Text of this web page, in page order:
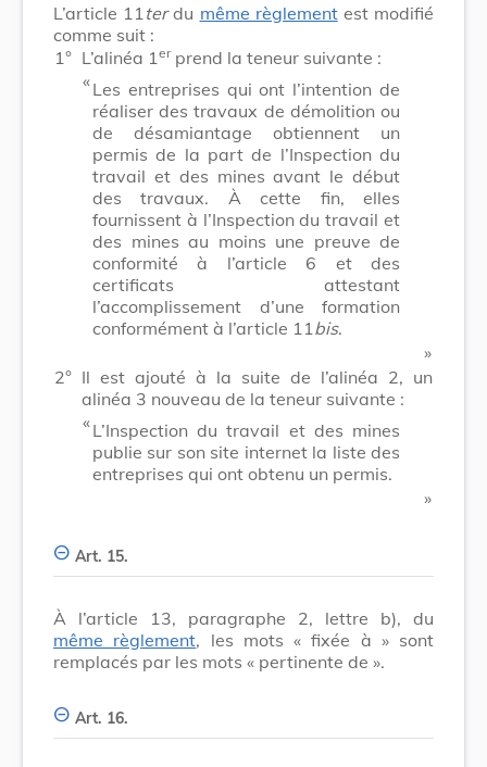
L’article 11 terdu même règlementest modifié
comme suit :
1° L’alinéa 1 erprend la teneur suivante :
​ «Les entreprises qui ont l’intention de
réaliser des travaux de démolition ou
de désamiantage obtiennent un
permis de la part de l’Inspection du
travail et des mines avant le début
des travaux. À cette fin, elles
fournissent à l’Inspection du travail et
des mines au moins une preuve de
conformité à l’article 6 et des
certificats attestant
l’accomplissement d’une formation
conformément à l’article 11 bis.
​ »
2° Il est ajouté à la suite de l’alinéa 2, un
alinéa 3 nouveau de la teneur suivante :
​ «L’Inspection du travail et des mines
publie sur son site internet la liste des
entreprises qui ont obtenu un permis.
​ »
Art. 15.
À l’article 13, paragraphe 2, lettre b), du
même règlement, les mots « fixée à »sont
remplacés par les mots « pertinente de ».
Art. 16.